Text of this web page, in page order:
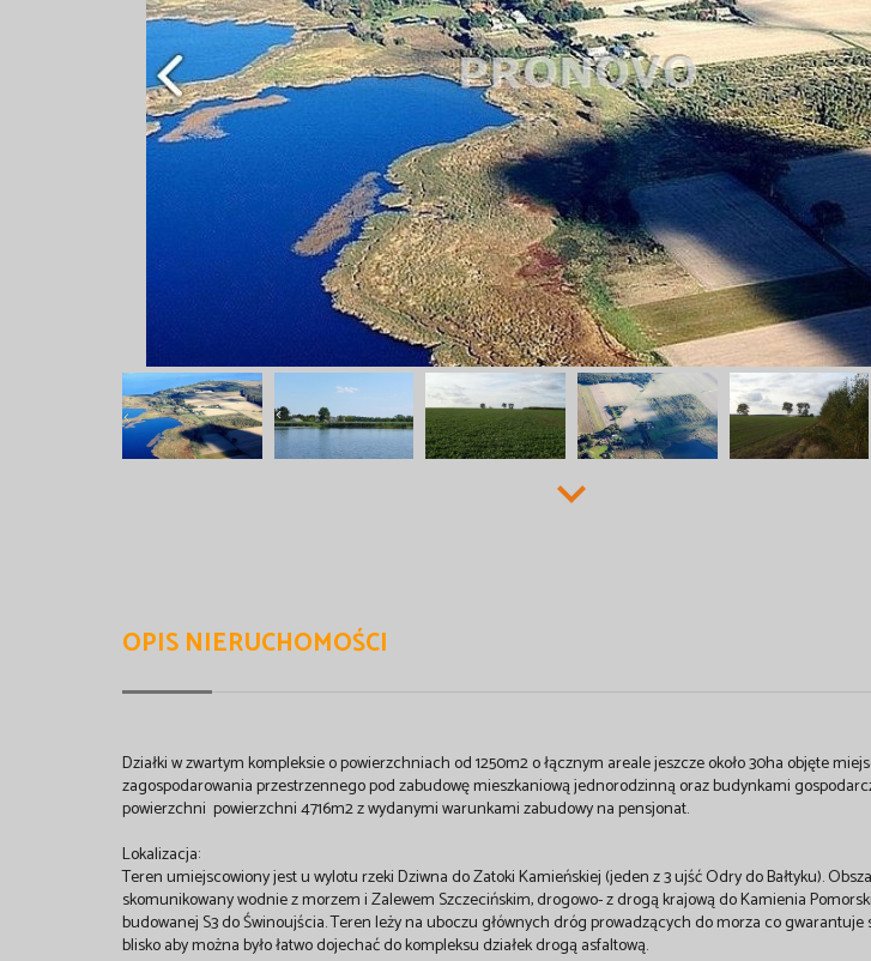
OPIS NIERUCHOMOŚCI
Działki w zwartym kompleksie o powierzchniach od 1250m2 o łącznym areale jeszcze około 30ha objęte
zagospodarowania przestrzennego pod zabudowę mieszkaniową jednorodzinną oraz budynkami
powierzchni powierzchni 4716m2 z wydanymi warunkami zabudowy na pensjonat.
Lokalizacja:
Teren umiejscowiony jest u wylotu rzeki Dziwna do Zatoki Kamieńskiej (jeden z 3 ujść Odry do Bałtyku).
skomunikowany wodnie z morzem i Zalewem Szczecińskim, drogowo- z drogą krajową do Kamienia
budowanej S3 do Świnoujścia. Teren leży na uboczu głównych dróg prowadzących do morza co gwarantuje
blisko aby można było łatwo dojechać do kompleksu działek drogą asfaltową.